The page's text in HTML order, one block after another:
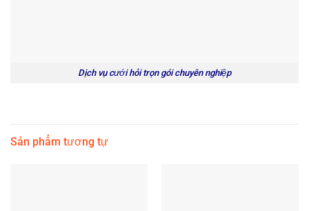
Dịch vụ cưới hỏi trọn gói chuyên nghiệp
Sản phẩm tương tự